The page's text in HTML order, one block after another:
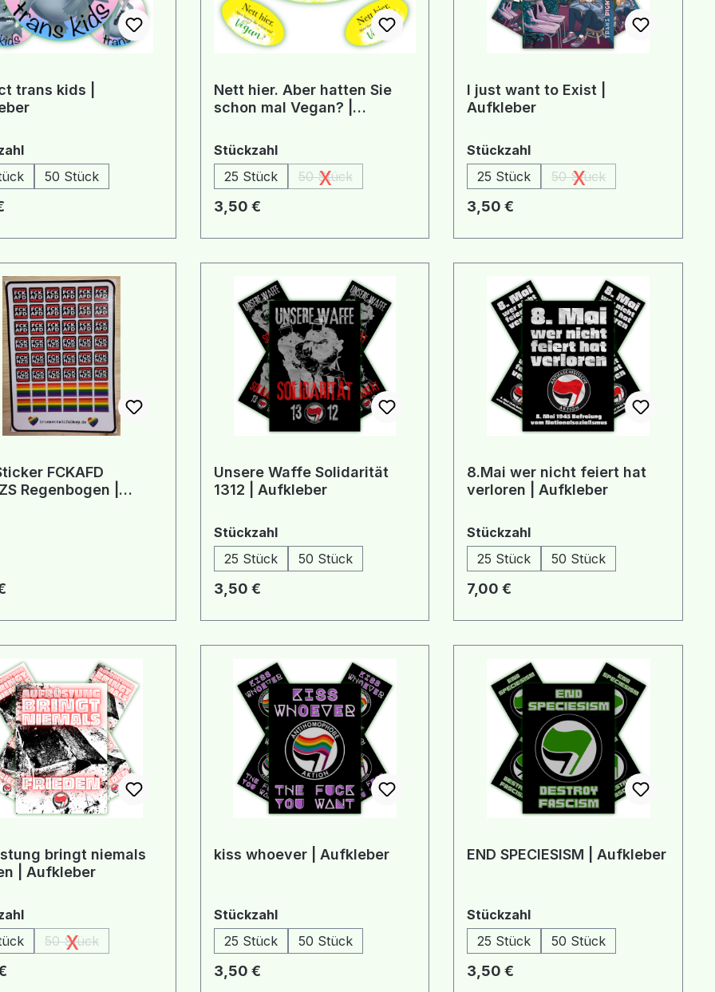
trans kids |
auswählen
50 Stück
Preis:
Nett hier. Aber hatten Sie
schon mal Vegan? |
Stückzahlauswählen
25 Stück
50 Stück
(Diese Option ist zurzeit nicht verfügbar.)
x
Regulärer Preis:
3,50 €
I just want to Exist |
Aufkleber
Stückzahlauswählen
25 Stück
50 Stück
(Diese Option ist zurzeit
x
Regulärer Preis:
3,50 €
FCKAFD
Regenbogen |
Preis:
Unsere Waffe Solidarität
1312 | Aufkleber
Stückzahlauswählen
25 Stück
50 Stück
Regulärer Preis:
3,50 €
8.Mai wer nicht feiert hat
verloren | Aufkleber
Stückzahlauswählen
25 Stück
50 Stück
Regulärer Preis:
7,00 €
bringt niemals
Frieden | Aufkleber
auswählen
50 Stück
(Diese Option ist zurzeit nicht verfügbar.)
x
Preis:
kiss whoever | Aufkleber
Stückzahlauswählen
25 Stück
50 Stück
Regulärer Preis:
3,50 €
END SPECIESISM | Aufkleber
Stückzahlauswählen
25 Stück
50 Stück
Regulärer Preis:
3,50 €